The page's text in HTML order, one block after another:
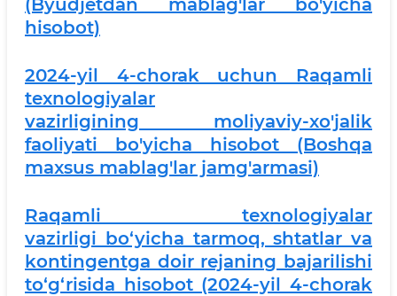
(Byudjetdan mablag'lar bo'yicha
hisobot)
2024-yil 4-chorak uchun Raqamli
texnologiyalar
vazirligining moliyaviy-xo'jalik
faoliyati bo'yicha hisobot (Boshqa
maxsus mablag'lar jamg'armasi)
Raqamli texnologiyalar
vazirligi bo‘yicha tarmoq, shtatlar va
kontingentga doir rejaning bajarilishi
to‘g‘risida hisobot (2024-yil 4-chorak